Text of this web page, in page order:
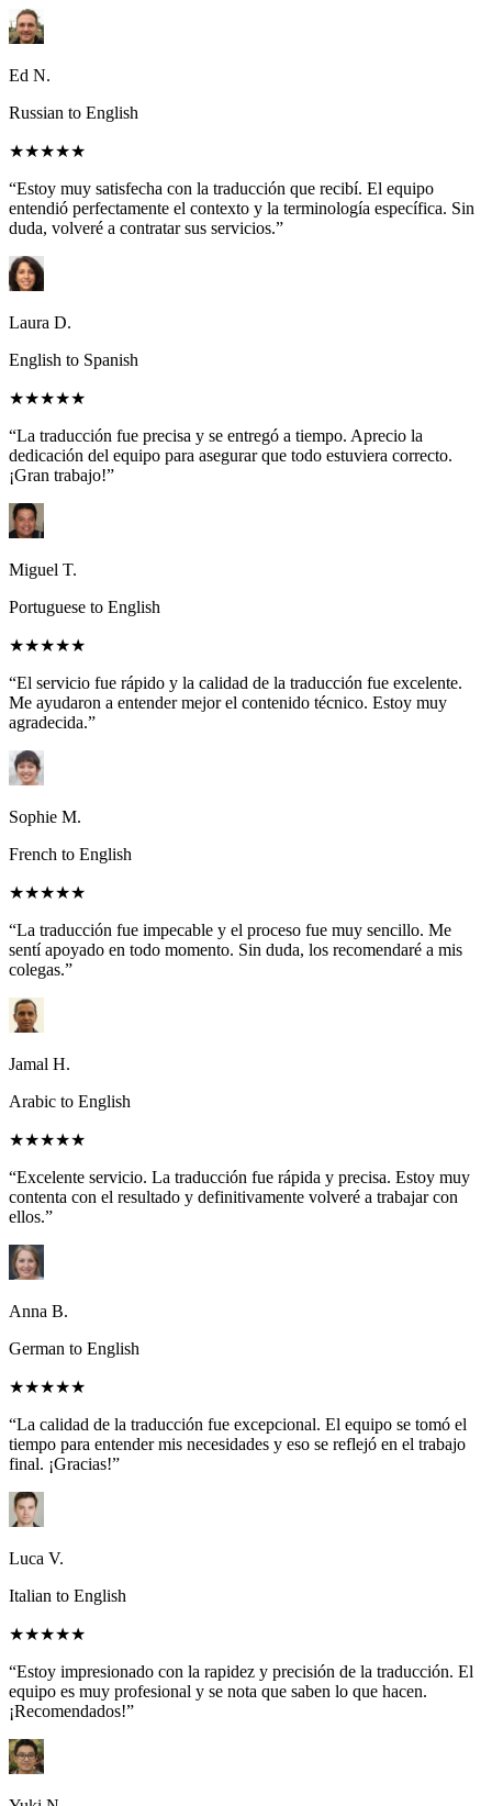
Ed N.
Russian to English
★★★★★
“Estoy muy satisfecha con la traducción que recibí. El equipo
entendió perfectamente el contexto y la terminología específica. Sin
duda, volveré a contratar sus servicios.”
Laura D.
English to Spanish
★★★★★
“La traducción fue precisa y se entregó a tiempo. Aprecio la
dedicación del equipo para asegurar que todo estuviera correcto.
¡Gran trabajo!”
Miguel T.
Portuguese to English
★★★★★
“El servicio fue rápido y la calidad de la traducción fue excelente.
Me ayudaron a entender mejor el contenido técnico. Estoy muy
agradecida.”
Sophie M.
French to English
★★★★★
“La traducción fue impecable y el proceso fue muy sencillo. Me
sentí apoyado en todo momento. Sin duda, los recomendaré a mis
colegas.”
Jamal H.
Arabic to English
★★★★★
“Excelente servicio. La traducción fue rápida y precisa. Estoy muy
contenta con el resultado y definitivamente volveré a trabajar con
ellos.”
Anna B.
German to English
★★★★★
“La calidad de la traducción fue excepcional. El equipo se tomó el
tiempo para entender mis necesidades y eso se reflejó en el trabajo
final. ¡Gracias!”
Luca V.
Italian to English
★★★★★
“Estoy impresionado con la rapidez y precisión de la traducción. El
equipo es muy profesional y se nota que saben lo que hacen.
¡Recomendados!”